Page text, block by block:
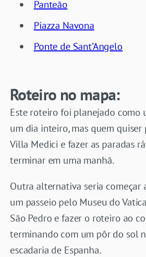
Panteão
Piazza Navona
Ponte de Sant’Angelo
Roteiro no mapa:
Este roteiro foi planejado como
um dia inteiro, mas quem quiser
Villa Medici e fazer as paradas
terminar em uma manhã.
Outra alternativa seria começar
um passeio pelo Museu do
São Pedro e fazer o roteiro ao
terminando com um pôr do sol
escadaria de Espanha.